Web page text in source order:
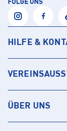
FOLGE UNS
HILFE &
ÜBER UNS